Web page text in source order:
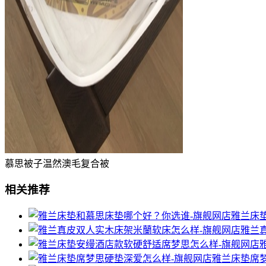
慕思被子温然澳毛复合被
相关推荐
雅兰床
雅兰
雅兰床垫席